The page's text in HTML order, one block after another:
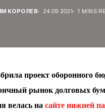
КОРОЛЕВ 24.09.2021 1 MINS
проект оборонного
рынок долговых
велась на сайте нижней